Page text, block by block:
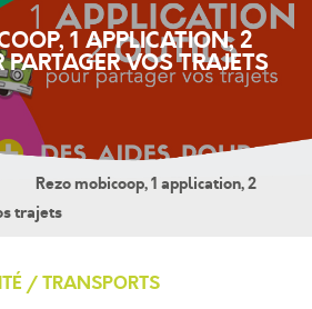
1 APPLICATION, 2
VOS TRAJETS
Rezo mobicoop, 1 application, 2
trajets
/ TRANSPORTS